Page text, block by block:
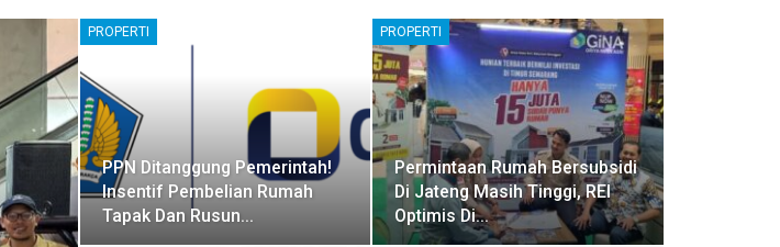
PROPERTI
PPN Ditanggung Pemerintah!
Insentif Pembelian Rumah
Tapak Dan Rusun…
PROPERTI
Permintaan Rumah Bersubsidi
Di Jateng Masih Tinggi, REI
Optimis Di…